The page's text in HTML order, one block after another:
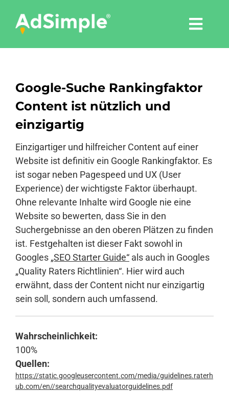
content
Tools
Pressemitteilungen
Shop
Agentur
Blog
Anmelden
Google-Suche Rankingfaktor
Content ist nützlich und
einzigartig
Einzigartiger und hilfreicher Content auf einer
Website ist definitiv ein Google Rankingfaktor. Es
ist sogar neben Pagespeed und UX (User
Experience) der wichtigste Faktor überhaupt.
Ohne relevante Inhalte wird Google nie eine
Website so bewerten, dass Sie in den
Suchergebnisse an den oberen Plätzen zu finden
ist. Festgehalten ist dieser Fakt sowohl in
Googles „SEO Starter Guide“ als auch in Googles
„Quality Raters Richtlinien“. Hier wird auch
erwähnt, dass der Content nicht nur einzigartig
sein soll, sondern auch umfassend.
Wahrscheinlichkeit:
100%
Quellen:
https://static.googleusercontent.com/media/guidelines.raterh
ub.com/en//searchqualityevaluatorguidelines.pdf